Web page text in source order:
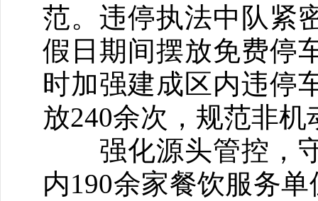
范。违停执法中队紧
假日期间摆放免费停
时加强建成区内违停
放240余次，规范非
强化源头管控，守
内190余家餐饮服务